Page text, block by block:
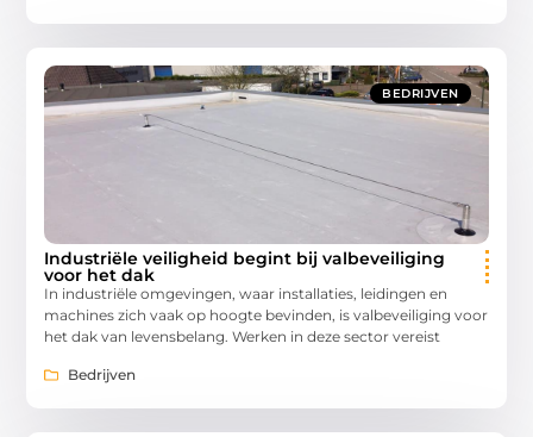
BEDRIJVEN
Industriële veiligheid begint bij valbeveiliging
voor het dak
In industriële omgevingen, waar installaties, leidingen en
machines zich vaak op hoogte bevinden, is valbeveiliging voor
het dak van levensbelang. Werken in deze sector vereist
Bedrijven